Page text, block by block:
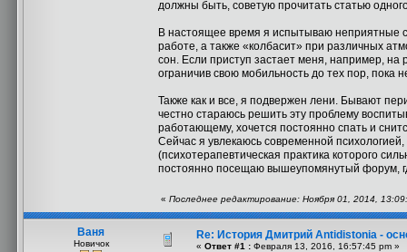
должны быть, советую прочитать статью
В настоящее время я испытываю неприятные
работе, а также «колбасит» при различных
сон. Если приступ застает меня, например, на
ограничив свою мобильность до тех пор, пока
Также как и все, я подвержен лени. Бывают
честно стараюсь решить эту проблему
работающему, хочется постоянно спать и
Сейчас я увлекаюсь современной
(психотерапевтическая практика которого
постоянно посещаю вышеупомянутый форум,
« Последнее редактирование: Ноября 01, 2014,
Ваня
Новичок
Re: История Дмитрий Antidistonia -
« Ответ #1 : Февраля 13, 2016, 16:57:45 pm »